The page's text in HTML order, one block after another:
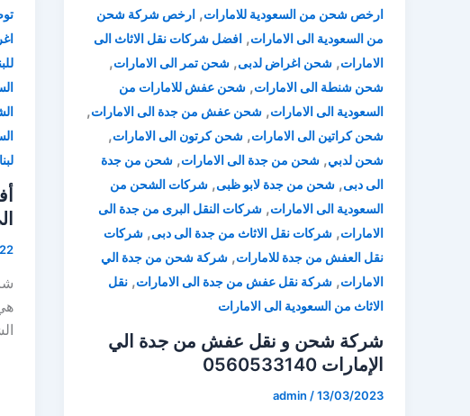
ارخص شحن من السعودية للامارات, ارخص شركة شحن
من السعودية الى الامارات, افضل شركات نقل الاثاث الى
الامارات, شحن اغراض لدبى, شحن تمر الى الامارات,
شحن شنطة الى الامارات, شحن عفش للامارات من
السعودية الى الامارات, شحن عفش من جدة الى الامارات,
شحن كراتين الى الامارات, شحن كرتون الى الامارات,
شحن لدبي, شحن من جدة الى الامارات, شحن من جدة
الى دبى, شحن من جدة لابو ظبى, شركات الشحن من
السعودية الى الامارات, شركات النقل البرى من جدة الى
الامارات, شركات نقل الاثاث من جدة الى دبى, شركات
نقل العفش من جدة للامارات, شركة شحن من جدة الي
الامارات, شركة نقل عفش من جدة الى الامارات, نقل
الاثاث من السعودية الى الامارات
شركة شحن و نقل عفش من جدة الي
الإمارات 0560533140
admin /13/03/2023